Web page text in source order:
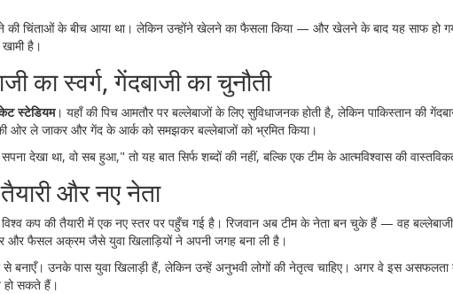
की चिंताओं के बीच आया था। लेकिन उन्होंने खेलने का फैसला किया — और खेलने के बाद यह साफ हो
है।
का स्वर्ग, गेंदबाजी का चुनौती
स्टेडियम। यहाँ की पिच आमतौर पर बल्लेबाजों के लिए सुविधाजनक होती है, लेकिन पाकिस्तान की
ओर ले जाकर और गेंद के आर्क को समझकर बल्लेबाजों को भ्रमित किया।
देखा था, वो सब हुआ," तो यह बात सिर्फ शब्दों की नहीं, बल्कि एक टीम के आत्मविश्वास की
और नए नेता
विश्व कप की तैयारी में एक नए स्तर पर पहुँच गई है। रिजवान अब टीम के नेता बन चुके हैं — वह
और फैसल अक्रम जैसे युवा खिलाड़ियों ने अपनी जगह बना ली है।
बनाएँ। उनके पास युवा खिलाड़ी हैं, लेकिन उन्हें अनुभवी लोगों की नेतृत्व चाहिए। अगर वे इस
हो सकते हैं।